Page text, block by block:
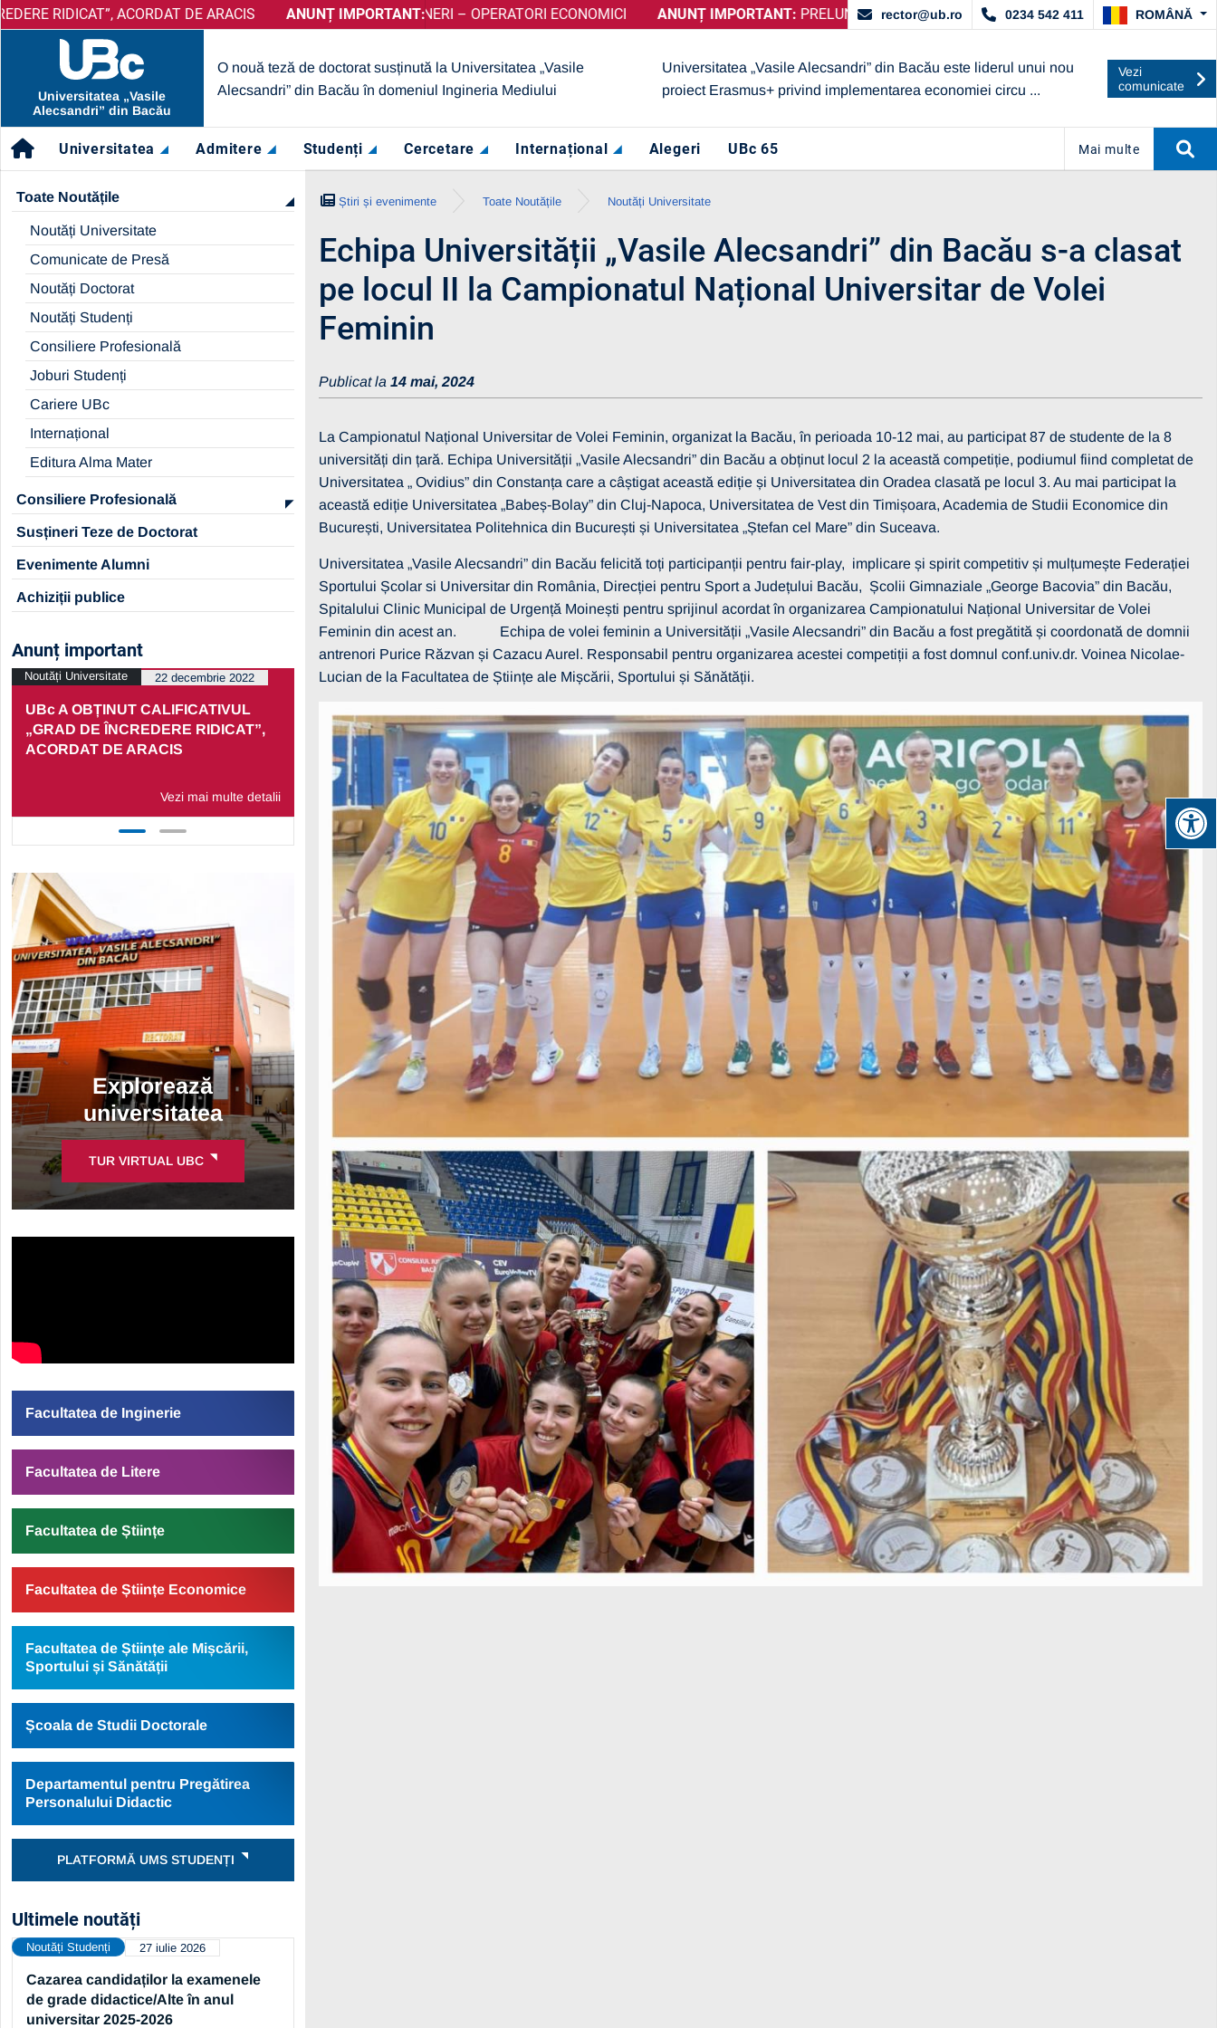
ANUNȚ IMPORTANT:UBc A OBȚINUT
DE ARACIS ANUNȚ IMPORTANT:UBc A OBȚINUT CALIFICATIVUL „GRAD DE ÎNCREDERE RIDICAT”, ACORDAT DE ARACIS ANUNȚ
IMPORTANT:PRELUNGIRE SELECȚIE PARTENERI – OPERATORI ECONOMICI ANUNȚ IMPORTANT: PRELUNGIRE SELECȚIE PARTENERI – OPERATORI ECONOMICI
rector@ub.ro 0234 542 411 ROMÂNĂ
Universitatea „Vasile
Alecsandri” din Bacău
O nouă teză de doctorat susținută la Universitatea „Vasile
Alecsandri” din Bacău în domeniul Ingineria Mediului
Universitatea „Vasile Alecsandri” din Bacău este liderul unui nou
proiect Erasmus+ privind implementarea economiei circu ...
Vezi
comunicate
Universitatea Admitere Studenți Cercetare Internațional Alegeri UBc 65 Mai multe
Toate Noutățile
Noutăți Universitate
Comunicate de Presă
Noutăți Doctorat
Noutăți Studenți
Consiliere Profesională
Joburi Studenți
Cariere UBc
Internațional
Editura Alma Mater
Consiliere Profesională
Susțineri Teze de Doctorat
Evenimente Alumni
Achiziții publice
Anunț important
UBc A OBȚINUT CALIFICATIVUL
„GRAD DE ÎNCREDERE RIDICAT”,
ACORDAT DE ARACIS
Vezi mai multe detalii
Noutăți Universitate 22 decembrie 2022
PARTENERI – OPERATORI
ECONOMICI
Vezi mai multe detalii
Noutăți Universitate 13 martie 2026
Explorează
universitatea
TUR VIRTUAL UBC
Facultatea de Inginerie
Facultatea de Litere
Facultatea de Științe
Facultatea de Științe Economice
Facultatea de Științe ale Mișcării,
Sportului și Sănătății
Școala de Studii Doctorale
Departamentul pentru Pregătirea
Personalului Didactic
PLATFORMĂ UMS STUDENȚI
Ultimele noutăți
Cazarea candidaților la examenele
de grade didactice/Alte în anul
universitar 2025-2026
Noutăți Studenți 27 iulie 2026
Știri și evenimente Toate Noutățile Noutăți Universitate
Echipa Universității „Vasile Alecsandri” din Bacău s-a clasat
pe locul II la Campionatul Național Universitar de Volei
Feminin
Publicat la 14 mai, 2024
La Campionatul Național Universitar de Volei Feminin, organizat la Bacău, în perioada 10-12 mai, au participat 87 de studente de la 8
universități din țară. Echipa Universității „Vasile Alecsandri” din Bacău a obținut locul 2 la această competiție, podiumul fiind completat de
Universitatea „ Ovidius” din Constanța care a câștigat această ediție și Universitatea din Oradea clasată pe locul 3. Au mai participat la
această ediție Universitatea „Babeș-Bolay” din Cluj-Napoca, Universitatea de Vest din Timișoara, Academia de Studii Economice din
București, Universitatea Politehnica din București și Universitatea „Ștefan cel Mare” din Suceava.
Universitatea „Vasile Alecsandri” din Bacău felicită toți participanții pentru fair-play, implicare și spirit competitiv și mulțumește Federației
Sportului Școlar si Universitar din România, Direcției pentru Sport a Județului Bacău, Școlii Gimnaziale „George Bacovia” din Bacău,
Spitalului Clinic Municipal de Urgență Moinești pentru sprijinul acordat în organizarea Campionatului Național Universitar de Volei
Feminin din acest an. Echipa de volei feminin a Universității „Vasile Alecsandri” din Bacău a fost pregătită și coordonată de domnii
antrenori Purice Răzvan și Cazacu Aurel. Responsabil pentru organizarea acestei competiții a fost domnul conf.univ.dr. Voinea Nicolae-
Lucian de la Facultatea de Științe ale Mișcării, Sportului și Sănătății.